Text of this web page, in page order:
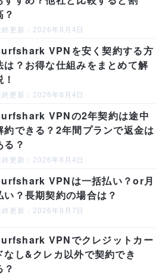
？
終更新：2026年8月4日
VPNを安く契約する方
は？お得な仕組みをまとめて解
終更新：2026年8月4日
VPNの2年契約は途中
約できる？2年間プランで返金は
る？
終更新：2026年8月4日
VPNは一括払い？or月
い？長期契約の場合は？
終更新：2026年8月7日
VPNでクレジットカー
なし&クレカ以外で契約でき
？